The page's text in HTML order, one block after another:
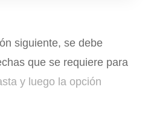
siguiente, se debe
que se requiere para
y luego la opción